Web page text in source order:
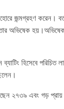
জন্মগ্রহণ করেন।
তার অভিষেক
হিসেবে
২৭৩৯ এবং গড়